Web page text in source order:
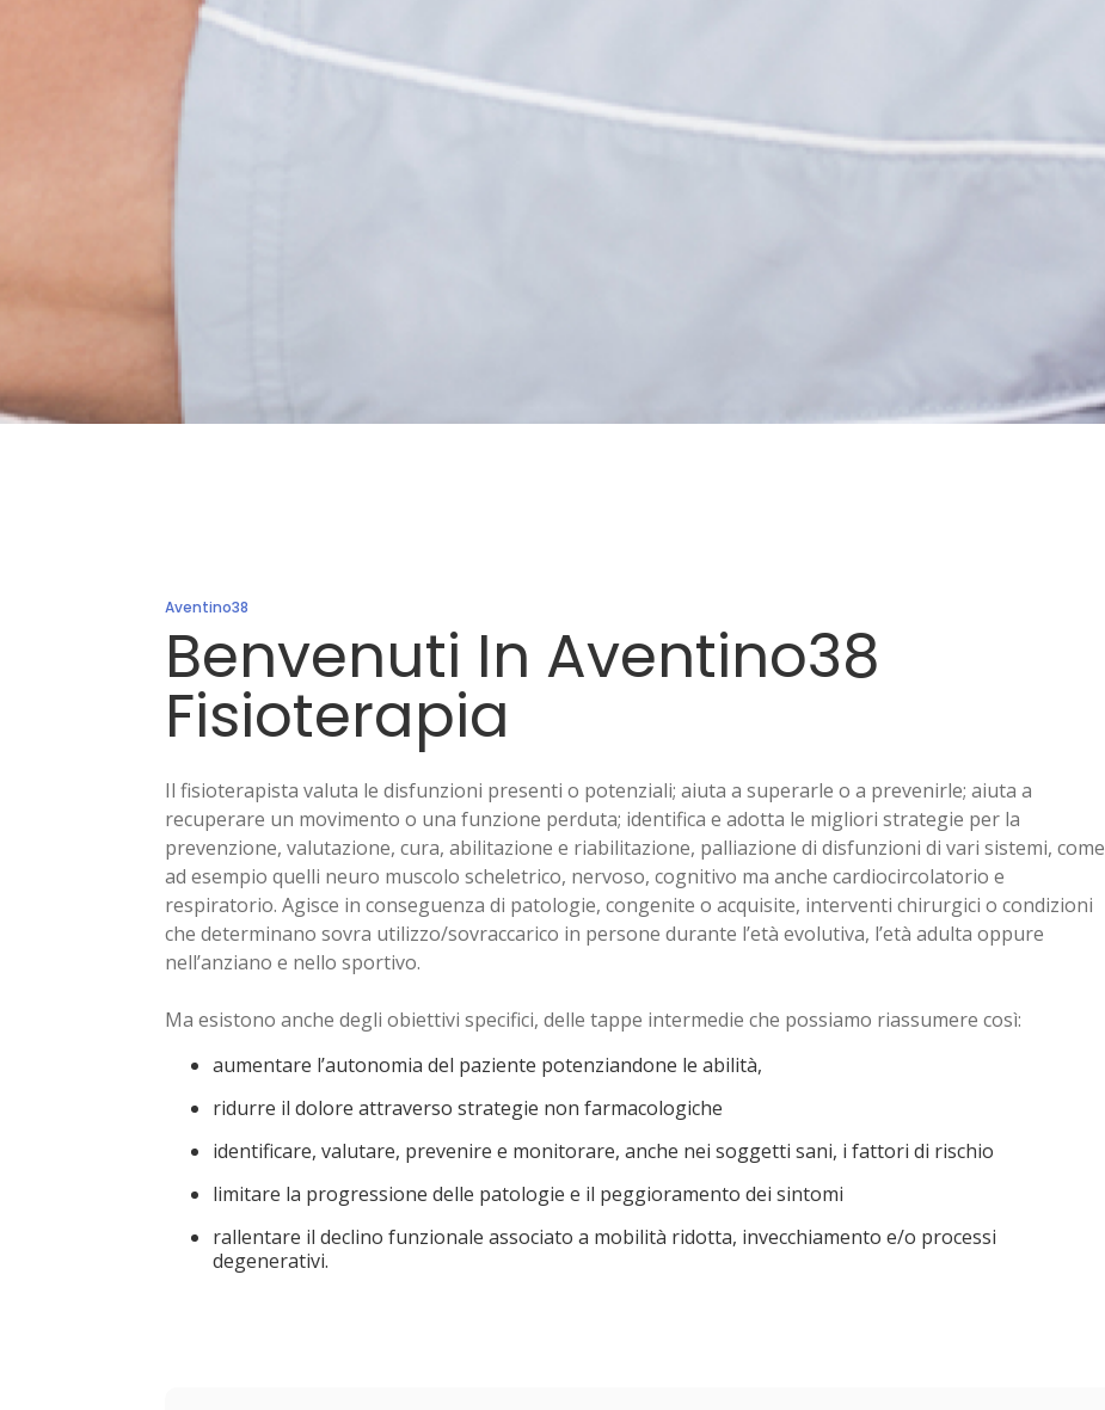
Aventino38
Benvenuti In Aventino38
Fisioterapia
Il fisioterapista valuta le disfunzioni presenti o potenziali; aiuta a superarle o a prevenirle; aiuta a
recuperare un movimento o una funzione perduta; identifica e adotta le migliori strategie per la
prevenzione, valutazione, cura, abilitazione e riabilitazione, palliazione di disfunzioni di vari sistemi, come
ad esempio quelli neuro muscolo scheletrico, nervoso, cognitivo ma anche cardiocircolatorio e
respiratorio. Agisce in conseguenza di patologie, congenite o acquisite, interventi chirurgici o condizioni
che determinano sovra utilizzo/sovraccarico in persone durante l’età evolutiva, l’età adulta oppure
nell’anziano e nello sportivo.
Ma esistono anche degli obiettivi specifici, delle tappe intermedie che possiamo riassumere così:
aumentare l’autonomia del paziente potenziandone le abilità,
ridurre il dolore attraverso strategie non farmacologiche
identificare, valutare, prevenire e monitorare, anche nei soggetti sani, i fattori di rischio
limitare la progressione delle patologie e il peggioramento dei sintomi
rallentare il declino funzionale associato a mobilità ridotta, invecchiamento e/o processi
degenerativi.